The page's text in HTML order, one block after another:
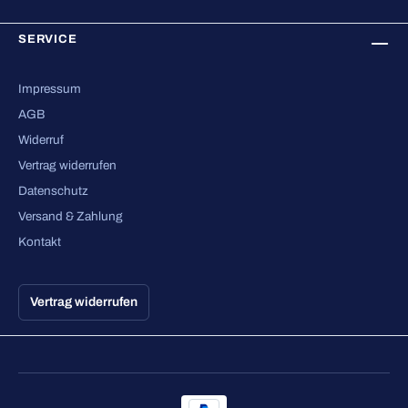
SERVICE
Impressum
AGB
Widerruf
Vertrag widerrufen
Datenschutz
Versand & Zahlung
Kontakt
Vertrag widerrufen